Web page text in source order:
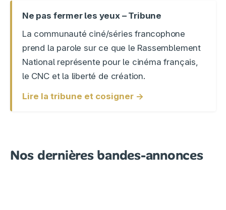
Ne pas fermer les yeux – Tribune
La communauté ciné/séries francophone
prend la parole sur ce que le Rassemblement
National représente pour le cinéma français,
le CNC et la liberté de création.
Lire la tribune et cosigner →
Nos dernières bandes-annonces